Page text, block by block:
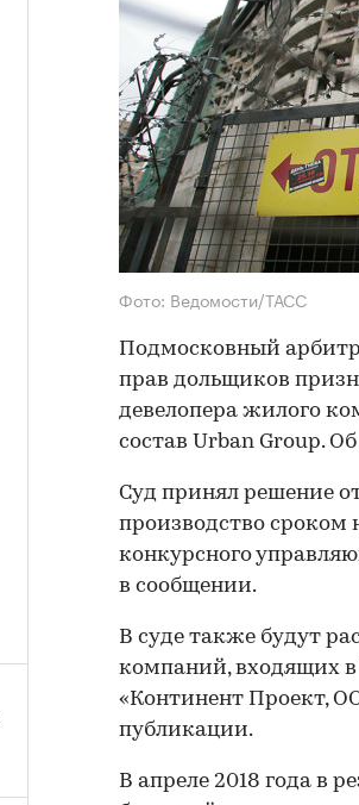
Фото: Ведомости/ТАСС
Подмосковный
прав дольщиков
девелопера жилого
состав Urban Group.
Суд принял решение
производство сроком
конкурсного
в сообщении.
В суде также будут
компаний, входящих
«Континент Проект,
публикации.
В апреле 2018 года в